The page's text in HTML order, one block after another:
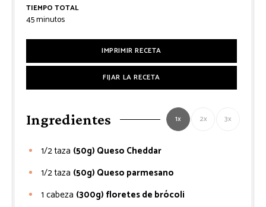
TIEMPO TOTAL
45minutos
minutos
IMPRIMIR RECETA
FIJAR LA RECETA
Ingredientes 1x 2x 3x
1/2taza (50g) Queso Cheddar
1/2taza (50g) Queso parmesano
1 cabeza (300g) floretes de brócoli